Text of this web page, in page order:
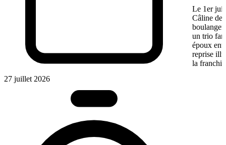
27 juillet 2026
Le 1er
Câline de
un trio
époux
reprise
la